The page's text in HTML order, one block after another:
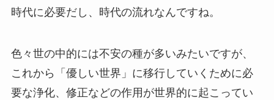
時代に必要だし、時代の流れなんですね。
色々世の中的には不安の種が多いみたいですが、
これから「優しい世界」に移行していくために必
要な浄化、修正などの作用が世界的に起こってい